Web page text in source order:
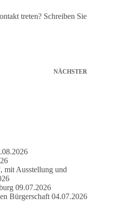
treten? Schreiben Sie
NÄCHSTER
mit Ausstellung und
09.07.2026
Bürgerschaft 04.07.2026